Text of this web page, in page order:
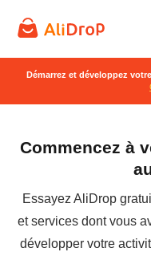
Démarrez et développez
Commencez à
Essayez AliDrop
et services dont vous
développer votre